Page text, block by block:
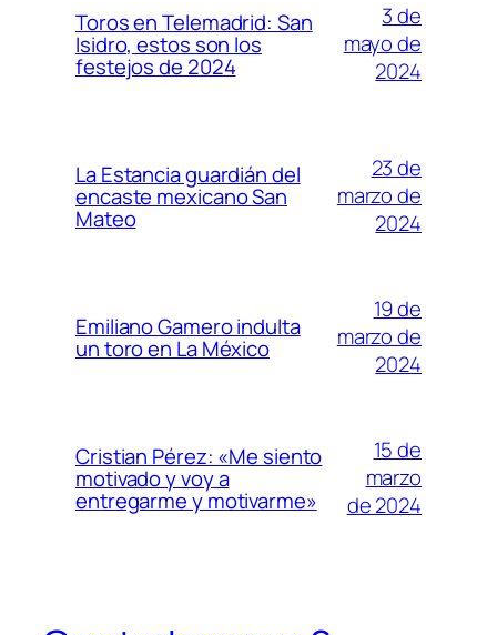
Toros en Telemadrid: San
Isidro, estos son los
festejos de 2024
3 de
mayo de
2024
La Estancia guardián del
encaste mexicano San
Mateo
23 de
marzo de
2024
Emiliano Gamero indulta
un toro en La México
19 de
marzo de
2024
Cristian Pérez: «Me siento
motivado y voy a
entregarme y motivarme»
15 de
marzo
de 2024